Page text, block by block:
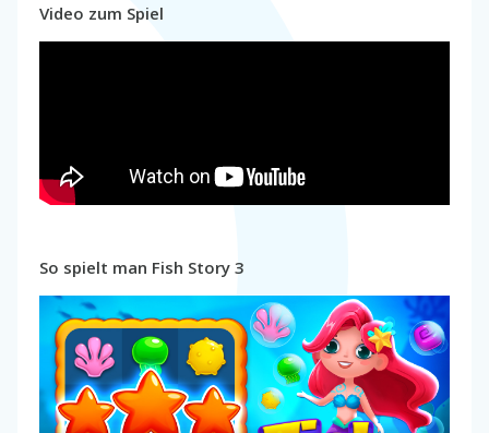
Video zum Spiel
So spielt man Fish Story 3